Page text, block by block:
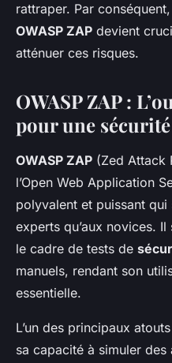
rattraper. Par
OWASP ZAP devient
atténuer ces risques.
OWASP ZAP :
pour une
OWASP ZAP (Zed Attack
l’Open Web Application
polyvalent et puissant qui
experts qu’aux novices.
le cadre de tests de
manuels, rendant son
essentielle.
L’un des principaux atouts
sa capacité à simuler